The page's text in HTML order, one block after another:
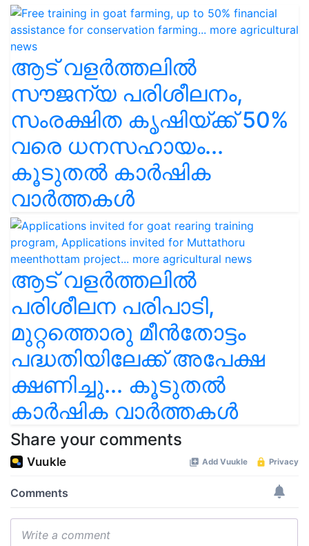
ആട് വളര്‍ത്തലില്‍
സൗജന്യ പരിശീലനം,
സംരക്ഷിത കൃഷിയ്ക്ക് 50%
വരെ ധനസഹായം...
കൂടുതൽ കാർഷിക
വാർത്തകൾ
ആട് വളർത്തലിൽ
പരിശീലന പരിപാടി,
മുറ്റത്തൊരു മീന്‍തോട്ടം
പദ്ധതിയിലേക്ക് അപേക്ഷ
ക്ഷണിച്ചു... കൂടുതൽ
കാർഷിക വാർത്തകൾ
Share your comments